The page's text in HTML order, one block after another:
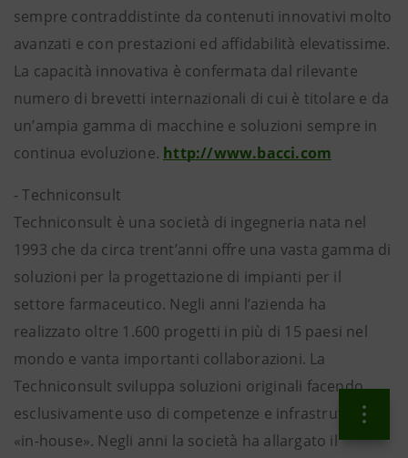
sempre contraddistinte da contenuti innovativi molto
avanzati e con prestazioni ed affidabilità elevatissime.
La capacità innovativa è confermata dal rilevante
numero di brevetti internazionali di cui è titolare e da
un’ampia gamma di macchine e soluzioni sempre in
continua evoluzione. http://www.bacci.com
- Techniconsult
Techniconsult è una società di ingegneria nata nel
1993 che da circa trent’anni offre una vasta gamma di
soluzioni per la progettazione di impianti per il
settore farmaceutico. Negli anni l’azienda ha
realizzato oltre 1.600 progetti in più di 15 paesi nel
mondo e vanta importanti collaborazioni. La
Techniconsult sviluppa soluzioni originali facendo
esclusivamente uso di competenze e infrastrutture
«in-house». Negli anni la società ha allargato il